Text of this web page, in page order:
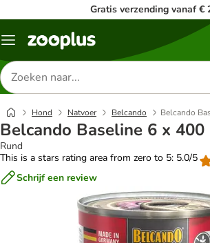
Gratis verzending vanaf €
Menu
Zoeken
naar
producten
Hond Natvoer Belcando Belcando
Belcando Baseline 6 x 400
Rund
This is a stars rating area from zero to 5: 5.0/5
Schrijf een review